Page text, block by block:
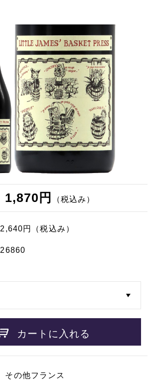
1,870円 （税込み）
2,640円 （税込み）
26860
カートに入れる
その他フランス